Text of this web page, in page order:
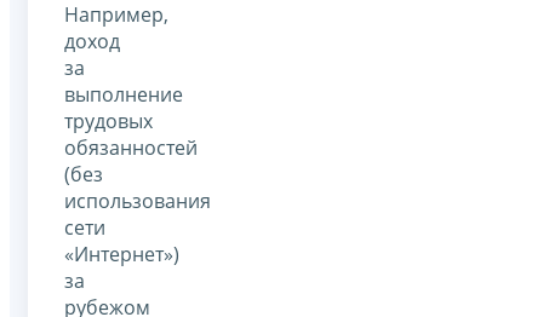
Например,
доход
за
выполнение
трудовых
обязанностей
(без
использования
сети
«Интернет»)
за
рубежом